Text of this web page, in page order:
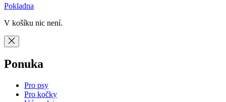
Pokladna
V košíku nic není.
Ponuka
Pro psy
Pro kočky